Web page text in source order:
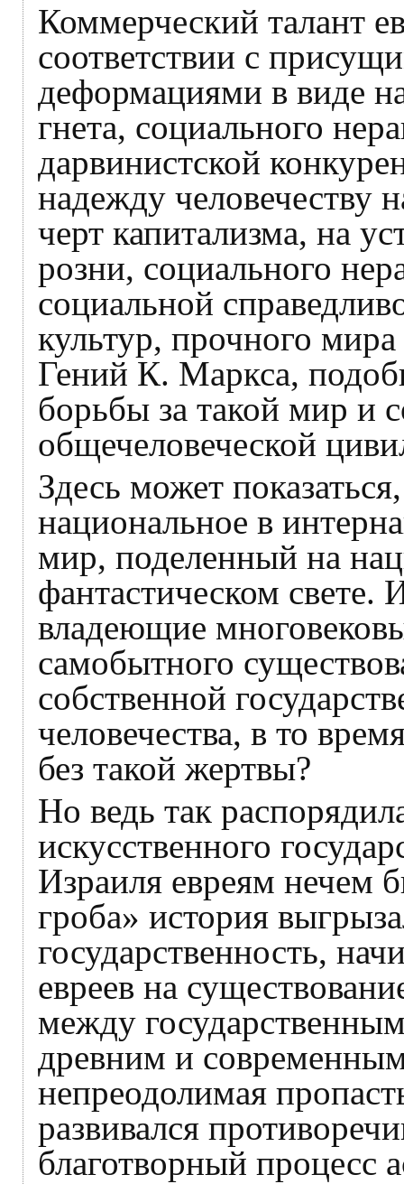
Коммерческий талант
соответствии с
деформациями в виде
гнета, социального
дарвинистской
надежду человечеству
черт капитализма, на
розни, социального
социальной
культур, прочного
Гений К. Маркса,
борьбы за такой мир и
общечеловеческой
Здесь может
национальное в
мир, поделенный на
фантастическом свете.
владеющие
самобытного
собственной
человечества, в то
без такой жертвы?
Но ведь так
искусственного
Израиля евреям нечем
гроба» история
государственность,
евреев на
между
древним и
непреодолимая
развивался
благотворный процесс